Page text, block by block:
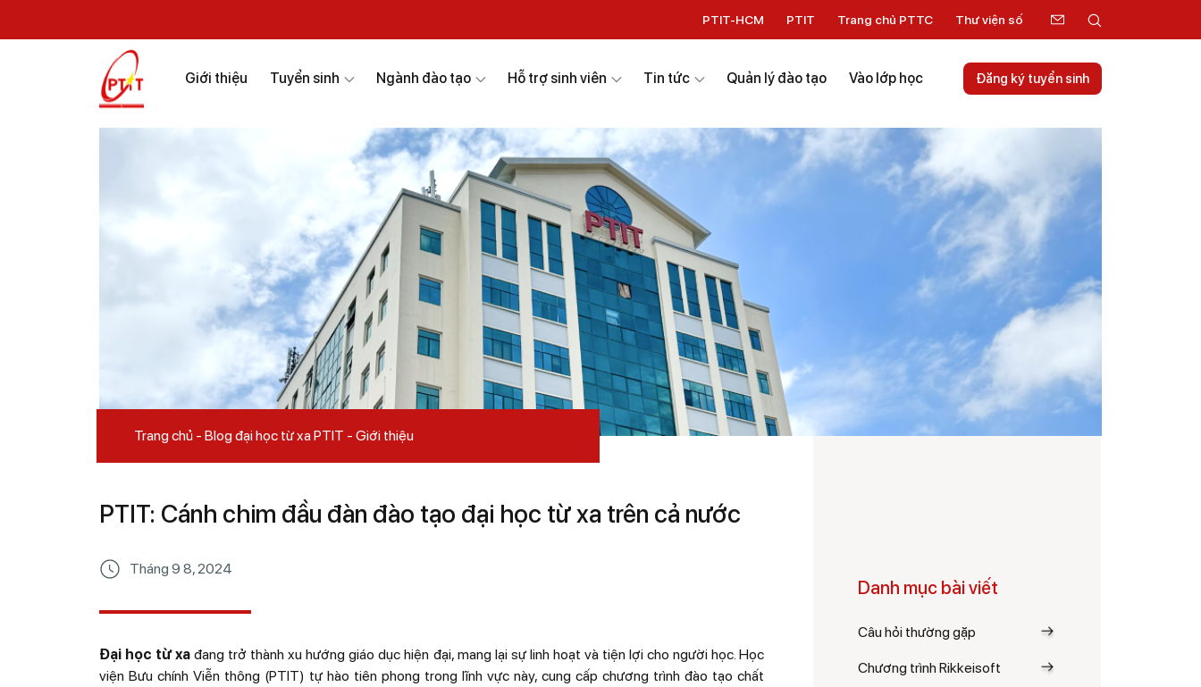
PTIT-HCM PTIT Trang chủ PTTC Thư viện số
Giới thiệu Tuyển sinh Ngành đào tạo Hỗ trợ sinh viên Tin tức Quản lý đào tạo Vào lớp học Đăng ký tuyển sinh
Trang chủ Blog đại học từ xa PTIT Giới thiệu
PTIT: Cánh chim đầu đàn đào tạo đại học từ xa trên cả nước
Tháng 9 8, 2024
Đại học từ xa đang trở thành xu hướng giáo dục hiện đại, mang lại sự linh hoạt và tiện lợi cho người học. Học
viện Bưu chính Viễn thông (PTIT) tự hào tiên phong trong lĩnh vực này, cung cấp chương trình đào tạo chất
Danh mục bài viết
Câu hỏi thường gặp
Chương trình Rikkeisoft